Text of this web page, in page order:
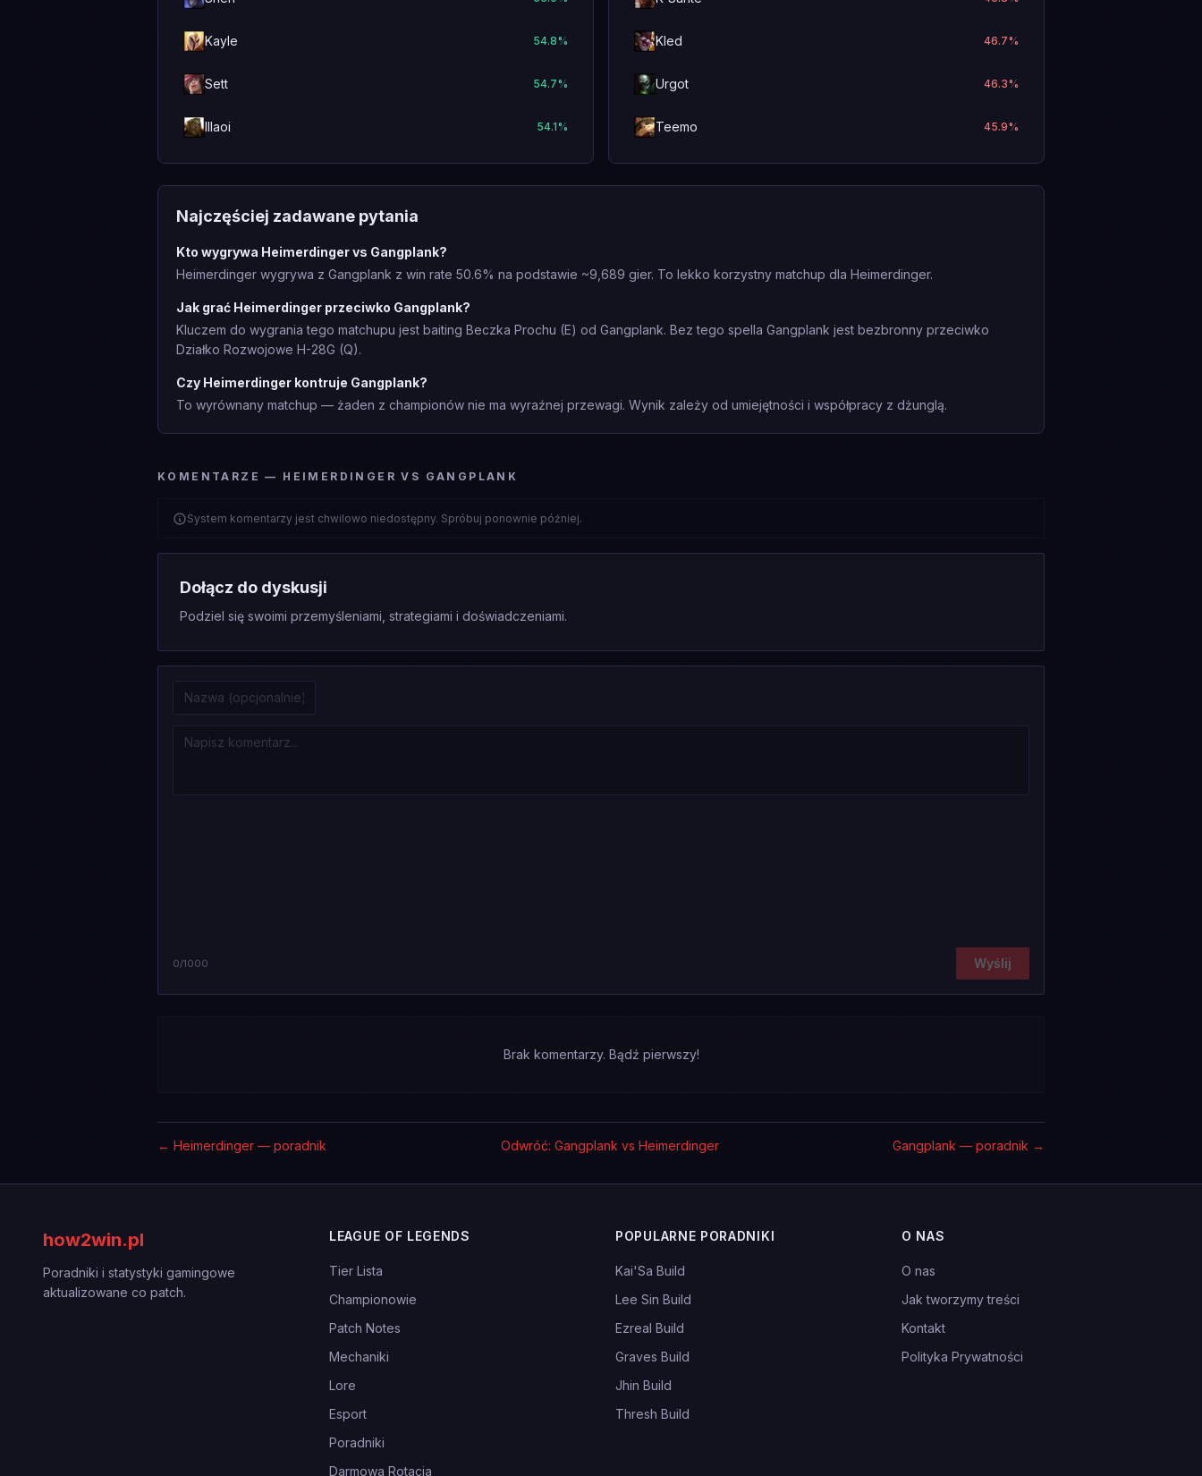
Kayle 54.8%
Sett 54.7%
Illaoi 54.1%
Kled 46.7%
Urgot 46.3%
Teemo 45.9%
Najczęściej zadawane pytania
Kto wygrywa Heimerdinger vs Gangplank?
Heimerdinger wygrywa z Gangplank z win rate 50.6% na podstawie ~9,689 gier. To lekko korzystny matchup dla Heimerdinger.
Jak grać Heimerdinger przeciwko Gangplank?
Kluczem do wygrania tego matchupu jest baiting Beczka Prochu (E) od Gangplank. Bez tego spella Gangplank jest bezbronny przeciwko
Działko Rozwojowe H-28G (Q).
Czy Heimerdinger kontruje Gangplank?
To wyrównany matchup — żaden z championów nie ma wyraźnej przewagi. Wynik zależy od umiejętności i współpracy z dżunglą.
KOMENTARZE — HEIMERDINGER VS GANGPLANK
System komentarzy jest chwilowo niedostępny. Spróbuj ponownie później.
Dołącz do dyskusji
Podziel się swoimi przemyśleniami, strategiami i doświadczeniami.
0/1000 Wyślij
Brak komentarzy. Bądź pierwszy!
← Heimerdinger — poradnik Odwróć: Gangplank vs Heimerdinger Gangplank — poradnik →
how2win.pl
Poradniki i statystyki gamingowe
aktualizowane co patch.
LEAGUE OF LEGENDS
Tier Lista
Championowie
Patch Notes
Mechaniki
Lore
Esport
Poradniki
Darmowa Rotacja
POPULARNE PORADNIKI
Kai'Sa Build
Lee Sin Build
Ezreal Build
Graves Build
Jhin Build
Thresh Build
O NAS
O nas
Jak tworzymy treści
Kontakt
Polityka Prywatności